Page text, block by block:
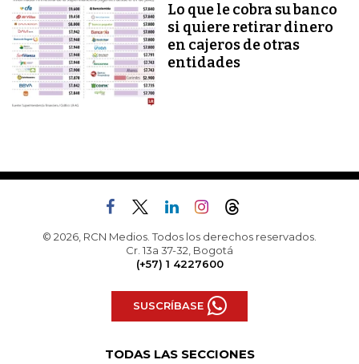
Lo que le cobra su banco
si quiere retirar dinero
en cajeros de otras
entidades
© 2026, RCN Medios. Todos los derechos reservados.
Cr. 13a 37-32, Bogotá
(+57) 1 4227600
SUSCRÍBASE
TODAS LAS SECCIONES